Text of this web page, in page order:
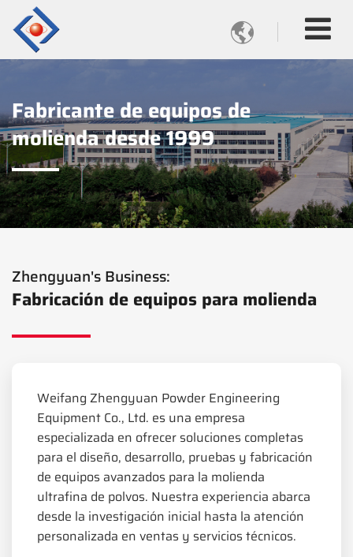

Fabricante de equipos de
molienda desde 1999
Zhengyuan's Business:
Fabricación de equipos para molienda
Weifang Zhengyuan Powder Engineering
Equipment Co., Ltd. es una empresa
especializada en ofrecer soluciones completas
para el diseño, desarrollo, pruebas y fabricación
de equipos avanzados para la molienda
ultrafina de polvos. Nuestra experiencia abarca
desde la investigación inicial hasta la atención
personalizada en ventas y servicios técnicos.